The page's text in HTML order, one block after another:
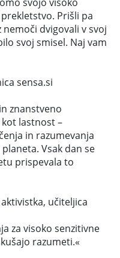
Prišli pa
dvigovali v svoj
svoj smisel. Naj vam
sensa.si
znanstveno
lastnost –
in razumevanja
Vsak dan se
prispevala to
učiteljica
za visoko senzitivne
razumeti.«